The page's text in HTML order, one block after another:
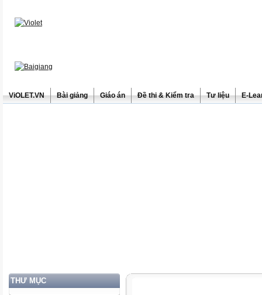
ViOLET.VN Bài giảng Giáo án Đề thi & Kiểm tra Tư liệu E-
THƯ MỤC